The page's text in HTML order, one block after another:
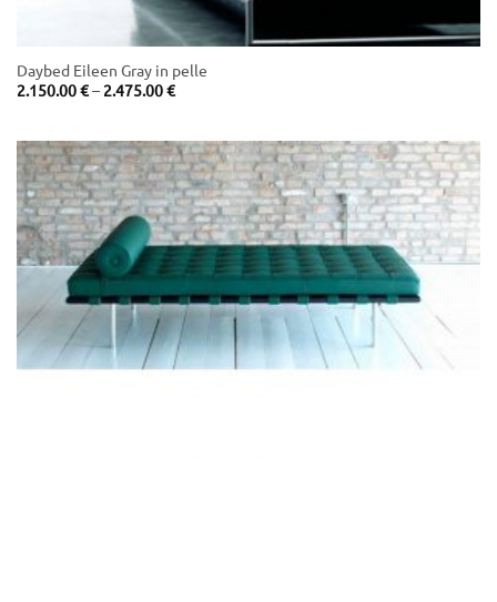
Daybed Eileen Gray in pelle
2.150.00€– 2.475.00€Price
range:
2.475.00 €